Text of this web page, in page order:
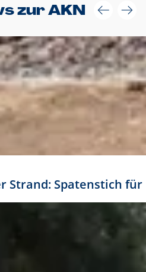
zur AKN
Strand: Spatenstich